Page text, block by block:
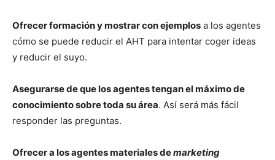
Ofrecer formación y mostrar con ejemplos a los agentes
cómo se puede reducir el AHT para intentar coger ideas
y reducir el suyo.
Asegurarse de que los agentes tengan el máximo de
conocimiento sobre toda su área. Así será más fácil
responder las preguntas.
Ofrecer a los agentes materiales demarketing